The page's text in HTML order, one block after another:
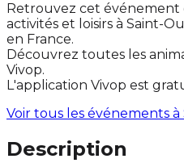
Retrouvez cet événement
activités et loisirs à Saint-
en France.
Découvrez toutes les
Vivop.
L'application Vivop est
Voir tous les événements à
Description